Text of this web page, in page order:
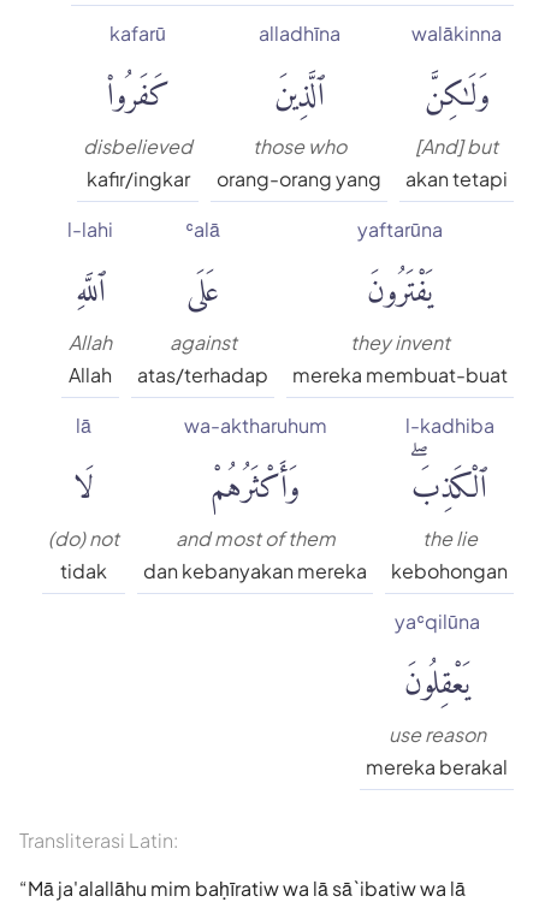
walākinna
وَلَٰكِنَّ
[And] but
akan tetapi
alladhīna
ٱلَّذِينَ
those who
orang-orang yang
kafarū
كَفَرُوا۟
disbelieved
kafir/ingkar
yaftarūna
يَفْتَرُونَ
they invent
mereka membuat-buat
ʿalā
عَلَى
against
atas/terhadap
l-lahi
ٱللَّهِ
Allah
Allah
l-kadhiba
ٱلْكَذِبَۖ
the lie
kebohongan
wa-aktharuhum
وَأَكْثَرُهُمْ
and most of them
dan kebanyakan mereka
lā
لَا
(do) not
tidak
yaʿqilūna
يَعْقِلُونَ
use reason
mereka berakal
Transliterasi Latin:
Mā ja'alallāhu mim baḥīratiw wa lā sā`ibatiw wa lā